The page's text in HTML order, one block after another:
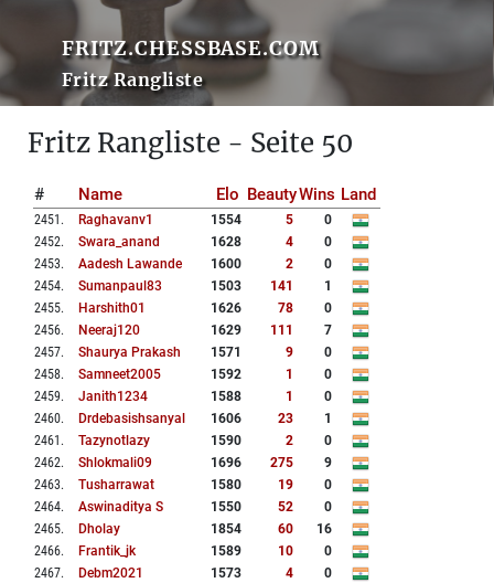
FRITZ.CHESSBASE.COM
Fritz Rangliste
Fritz Rangliste - Seite 50
# Name Elo BeautyWins Land
2451 . Raghavanv1 1554 5
0
2452. Swara_anand 1628 4
0
2453. Aadesh Lawande 1600 2
0
2454. Sumanpaul83 1503 141
1
2455. Harshith01 1626 78
0
2456. Neeraj120 1629 111
7
2457. Shaurya Prakash 1571 9
0
2458. Samneet2005 1592 1
0
2459. Janith1234 1588 1
0
2460. Drdebasishsanyal 1606 23
1
2461 . Tazynotlazy 1590 2
0
2462. Shlokmali09 1696 275
9
2463. Tusharrawat 1580 19
0
2464. Aswinaditya S 1550 52
0
2465. Dholay 1854 60
16
2466. Frantik_jk 1589 10
0
2467. Debm2021 1573 4
0